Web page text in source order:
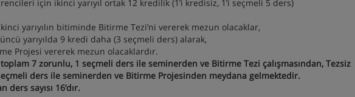
için ikinci yarıyıl ortak 12 kredilik (1’i kredisiz, 1’i seçmeli 5 ders)
yarıyılın bitiminde Bitirme Tezi’ni vererek mezun olacaklar,
yarıyılda 9 kredi daha (3 seçmeli ders) alarak,
Projesi vererek mezun olacaklardır.
7 zorunlu, 1 seçmeli ders ile seminerden ve Bitirme Tezi çalışmasından, Tezsiz
ders ile seminerden ve Bitirme Projesinden meydana gelmektedir.
sayısı 16’dır.